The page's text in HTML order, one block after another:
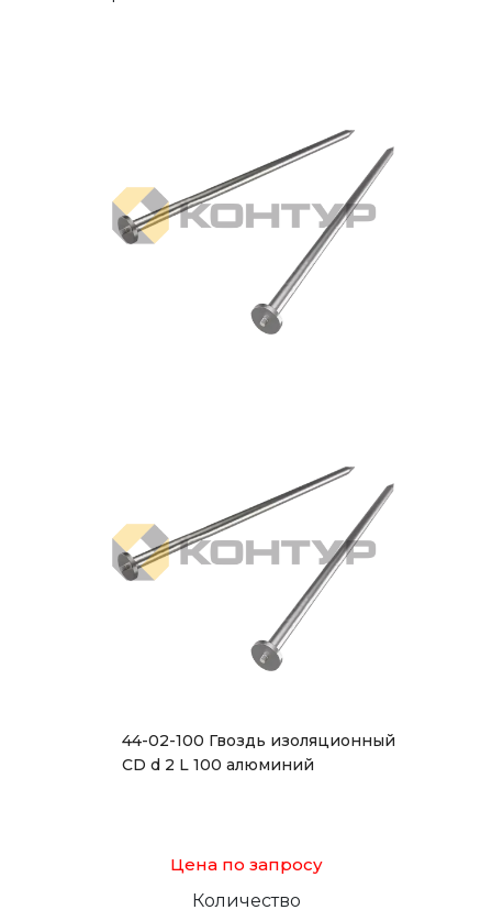
44-02-100 Гвоздь изоляционный
CD d 2 L 100 алюминий
Цена по запросу
Количество